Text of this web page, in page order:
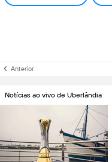
Anterior
Notícias ao vivo de Uberlândia